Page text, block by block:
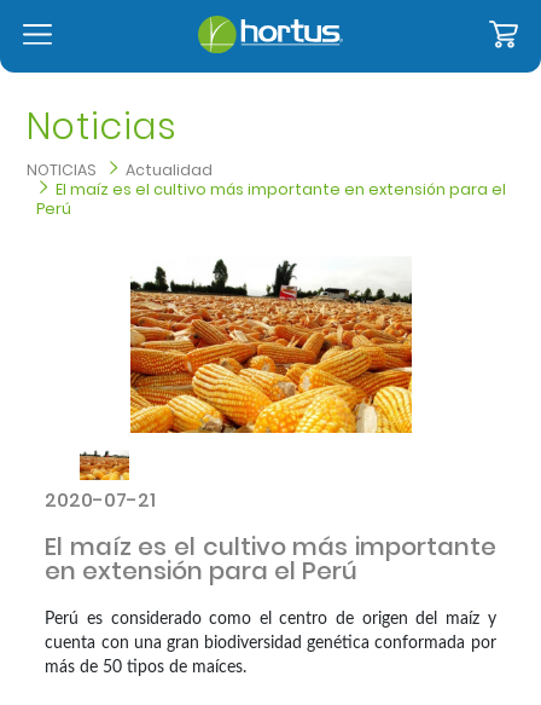
Noticias
NOTICIAS
Actualidad
El maíz es el cultivo más importante en extensión para el
Perú
2020-07-21
El maíz es el cultivo más importante
en extensión para el Perú
Perú es considerado como el centro de origen del maíz y
cuenta con una gran biodiversidad genética conformada por
más de 50 tipos de maíces.